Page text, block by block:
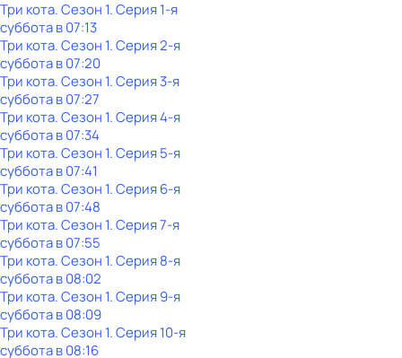
Три кота. Сезон 1. Серия 1-я
субботав07:13
Три кота. Сезон 1. Серия 2-я
субботав07:20
Три кота. Сезон 1. Серия 3-я
субботав07:27
Три кота. Сезон 1. Серия 4-я
субботав07:34
Три кота. Сезон 1. Серия 5-я
субботав07:41
Три кота. Сезон 1. Серия 6-я
субботав07:48
Три кота. Сезон 1. Серия 7-я
субботав07:55
Три кота. Сезон 1. Серия 8-я
субботав08:02
Три кота. Сезон 1. Серия 9-я
субботав08:09
Три кота. Сезон 1. Серия 10-я
субботав08:16